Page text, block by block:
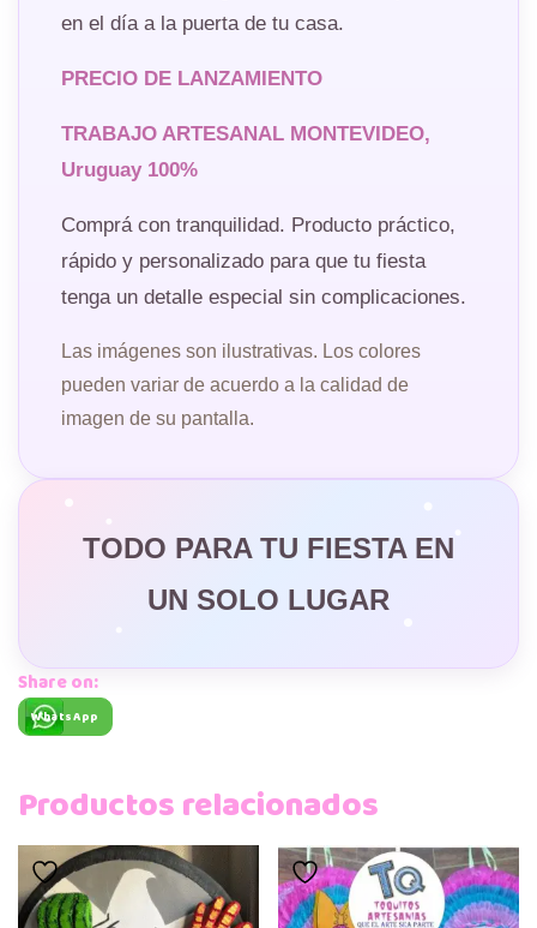
en el día a la puerta de tu casa.
PRECIO DE LANZAMIENTO
TRABAJO ARTESANAL MONTEVIDEO,
Uruguay 100%
Comprá con tranquilidad. Producto práctico,
rápido y personalizado para que tu fiesta
tenga un detalle especial sin complicaciones.
Las imágenes son ilustrativas. Los colores
pueden variar de acuerdo a la calidad de
imagen de su pantalla.
TODO PARA TU FIESTA EN
UN SOLO LUGAR
Share on:
WhatsApp
Productos relacionados